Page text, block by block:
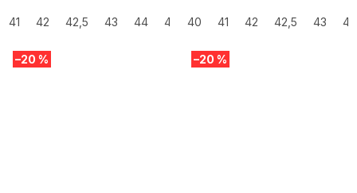
41 42 42,5 43 44 45 46 41,5 47,5
40 41 42 42,5 43 44
–20 % –20 %